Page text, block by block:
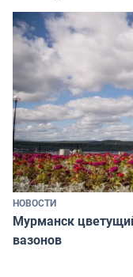
НОВОСТИ
Мурманск
вазонов